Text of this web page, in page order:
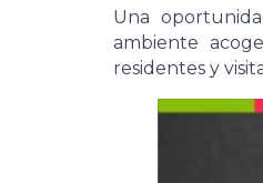
Una
ambiente
residentes y